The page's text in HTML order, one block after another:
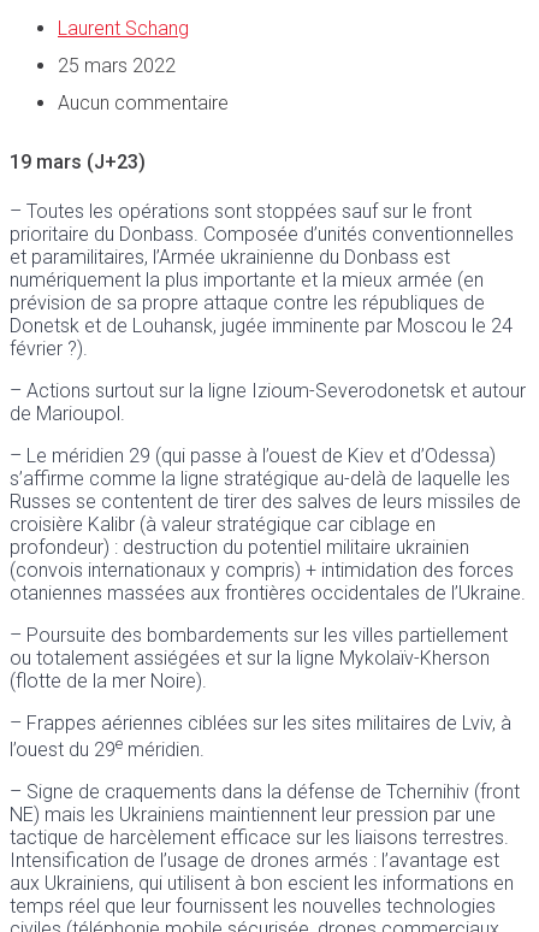
Laurent Schang
25 mars 2022
Aucun commentaire
19 mars (J+23)
– Toutes les opérations sont stoppées sauf sur le front
prioritaire du Donbass. Composée d’unités conventionnelles
et paramilitaires, l’Armée ukrainienne du Donbass est
numériquement la plus importante et la mieux armée (en
prévision de sa propre attaque contre les républiques de
Donetsk et de Louhansk, jugée imminente par Moscou le 24
février ?).
– Actions surtout sur la ligne Izioum-Severodonetsk et autour
de Marioupol.
– Le méridien 29 (qui passe à l’ouest de Kiev et d’Odessa)
s’affirme comme la ligne stratégique au-delà de laquelle les
Russes se contentent de tirer des salves de leurs missiles de
croisière Kalibr (à valeur stratégique car ciblage en
profondeur) : destruction du potentiel militaire ukrainien
(convois internationaux y compris) + intimidation des forces
otaniennes massées aux frontières occidentales de l’Ukraine.
– Poursuite des bombardements sur les villes partiellement
ou totalement assiégées et sur la ligne Mykolaïv-Kherson
(flotte de la mer Noire).
– Frappes aériennes ciblées sur les sites militaires de Lviv, à
l’ouest du 29e méridien.
– Signe de craquements dans la défense de Tchernihiv (front
NE) mais les Ukrainiens maintiennent leur pression par une
tactique de harcèlement efficace sur les liaisons terrestres.
Intensification de l’usage de drones armés : l’avantage est
aux Ukrainiens, qui utilisent à bon escient les informations en
temps réel que leur fournissent les nouvelles technologies